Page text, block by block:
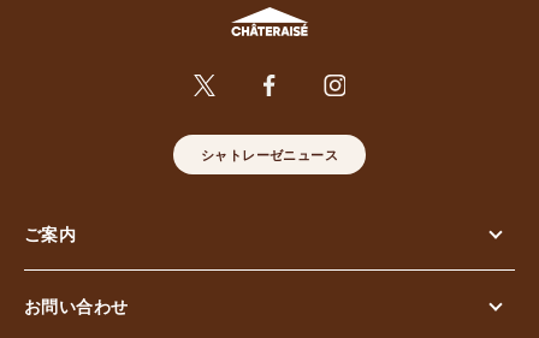
シャトレーゼニュース
ご案内
お問い合わせ